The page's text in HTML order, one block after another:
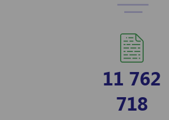
11 762
718